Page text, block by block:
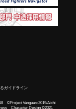
ガイドライン
©Project Vanguard2019/Aichi
Character Design ©2021